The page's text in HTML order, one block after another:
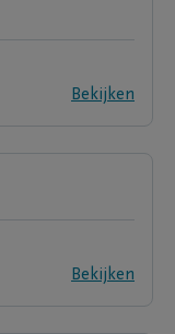
Bekijken
Bekijken